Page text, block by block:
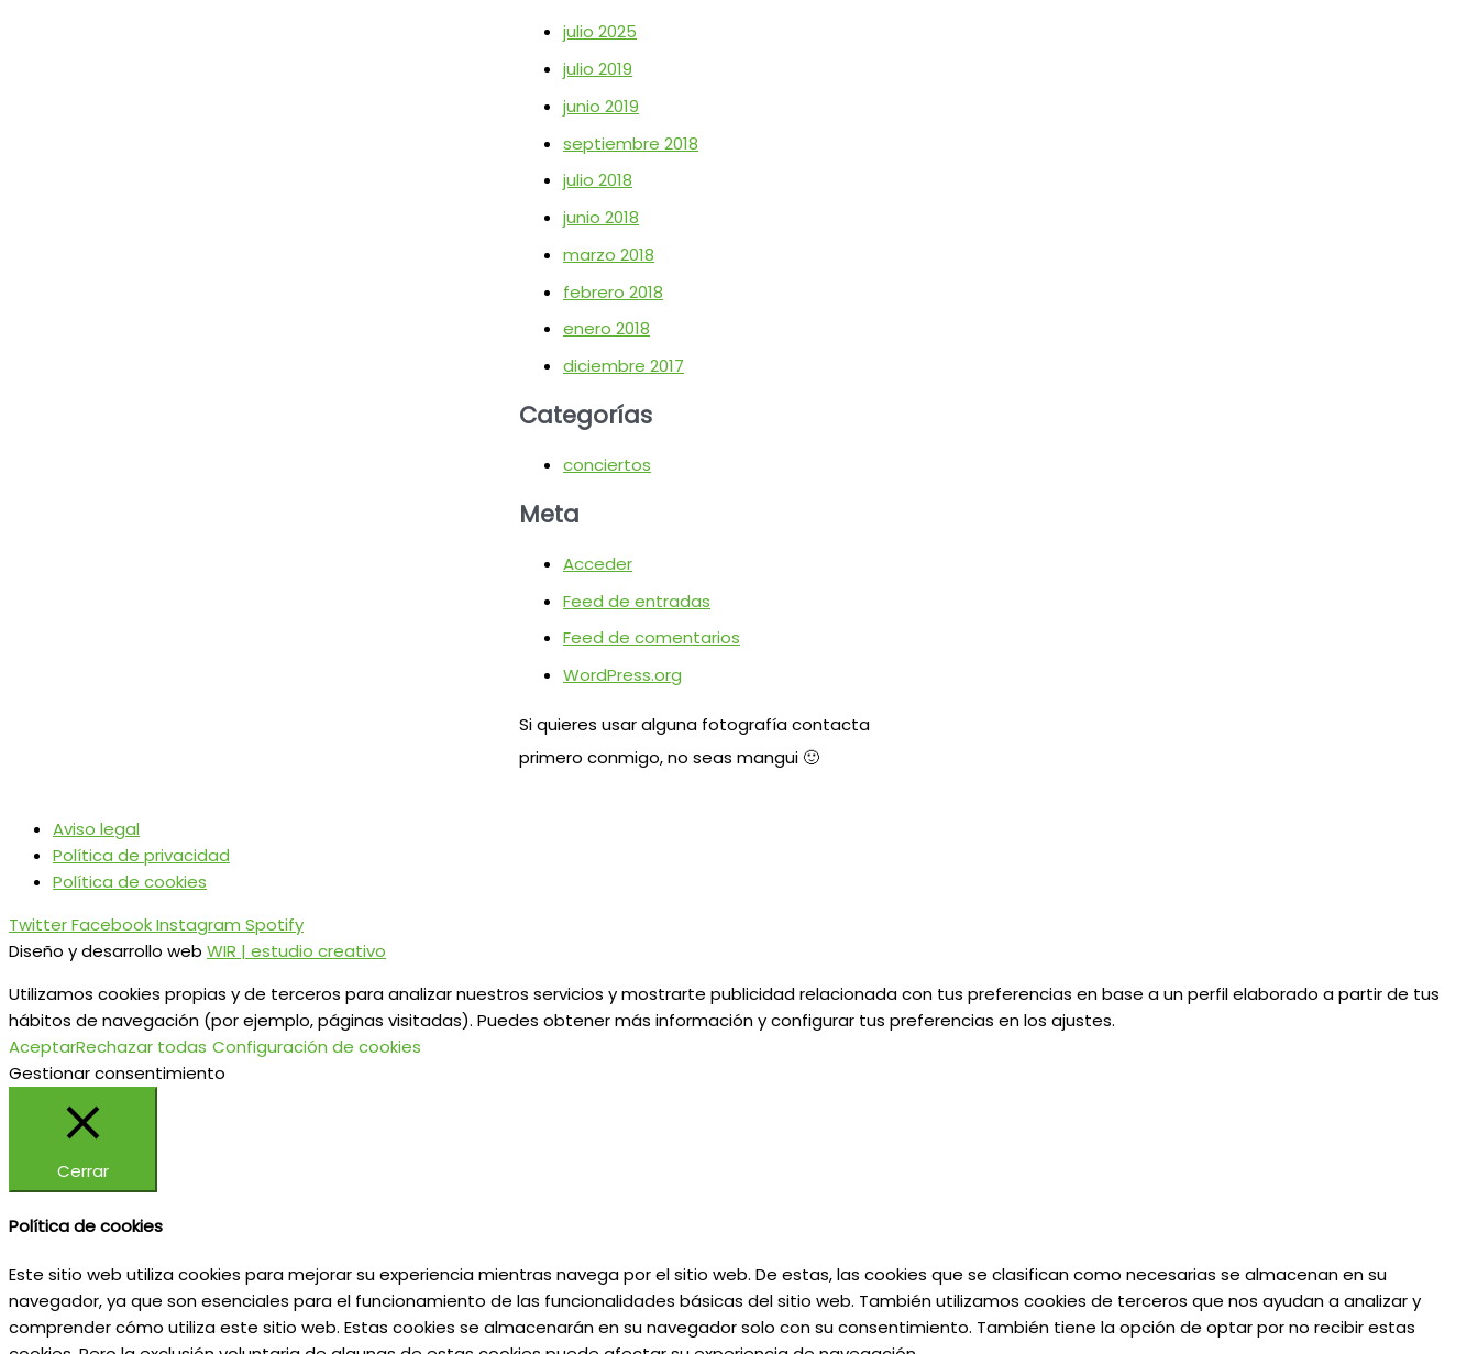
julio 2025
julio 2019
junio 2019
septiembre 2018
julio 2018
junio 2018
marzo 2018
febrero 2018
enero 2018
diciembre 2017
Categorías
conciertos
Meta
Acceder
Feed de entradas
Feed de comentarios
WordPress.org
Si quieres usar alguna fotografía contacta
primero conmigo, no seas mangui 🙂
Aviso legal
Política de privacidad
Política de cookies
TwitterFacebookInstagram Spotify
Diseño y desarrollo web WIR | estudio creativo
Utilizamos cookies propias y de terceros para analizar nuestros servicios y mostrarte publicidad relacionada con tus preferencias en base a un perfil elaborado a partir de tus
hábitos de navegación (por ejemplo, páginas visitadas). Puedes obtener más información y configurar tus preferencias en los ajustes.
AceptarRechazar todas Configuración de cookies
Gestionar consentimiento
Cerrar
Política de cookies
Este sitio web utiliza cookies para mejorar su experiencia mientras navega por el sitio web. De estas, las cookies que se clasifican como necesarias se almacenan en su
navegador, ya que son esenciales para el funcionamiento de las funcionalidades básicas del sitio web. También utilizamos cookies de terceros que nos ayudan a analizar y
comprender cómo utiliza este sitio web. Estas cookies se almacenarán en su navegador solo con su consentimiento. También tiene la opción de optar por no recibir estas